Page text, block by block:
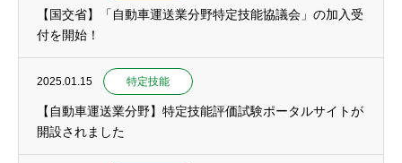
【国交省】「自動車運送業分野特定技能協議会」の加入受
付を開始！
2025.01.15 特定技能
【自動車運送業分野】特定技能評価試験ポータルサイトが
開設されました